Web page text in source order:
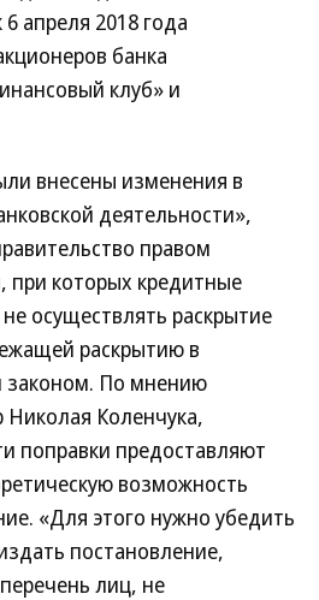
апреля 2018 года
банка
клуб» и
внесены изменения в
деятельности»,
правом
при которых кредитные
осуществлять раскрытие
раскрытию в
законом. По мнению
Николая Коленчука,
поправки предоставляют
возможность
«Для этого нужно убедить
постановление,
лиц, не